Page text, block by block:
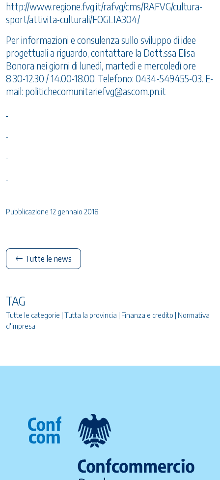
http://www.regione.fvg.it/rafvg/cms/RAFVG/cultura-
sport/attivita-culturali/FOGLIA304/
Per informazioni e consulenza sullo sviluppo di idee
progettuali a riguardo, contattare la Dott.ssa Elisa
Bonora nei giorni di lunedì, martedì e mercoledì ore
8.30-12.30 / 14.00-18.00. Telefono: 0434-549455-03. E-
mail: politichecomunitariefvg@ascom.pn.it
Pubblicazione 12 gennaio 2018
Tutte le news
TAG
Tutte le categorie | Tutta la provincia | Finanza e credito | Normativa
d'impresa